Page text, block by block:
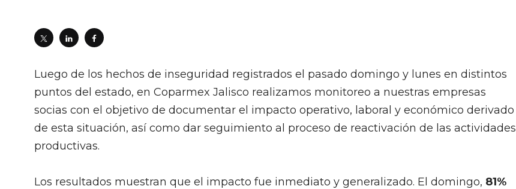
Luego de los hechos de inseguridad registrados el pasado domingo y lunes en distintos
puntos del estado, en Coparmex Jalisco realizamos monitoreo a nuestras empresas
socias con el objetivo de documentar el impacto operativo, laboral y económico derivado
de esta situación, así como dar seguimiento al proceso de reactivación de las actividades
productivas.
Los resultados muestran que el impacto fue inmediato y generalizado. El domingo, 81%